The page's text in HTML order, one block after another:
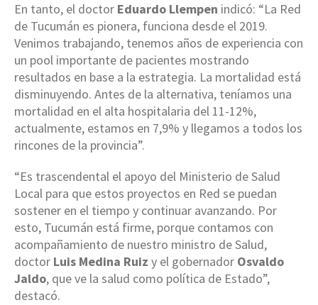
En tanto, el doctor Eduardo Llempen indicó: “La Red
de Tucumán es pionera, funciona desde el 2019.
Venimos trabajando, tenemos años de experiencia con
un pool importante de pacientes mostrando
resultados en base a la estrategia. La mortalidad está
disminuyendo. Antes de la alternativa, teníamos una
mortalidad en el alta hospitalaria del 11-12%,
actualmente, estamos en 7,9% y llegamos a todos los
rincones de la provincia”.
“Es trascendental el apoyo del Ministerio de Salud
Local para que estos proyectos en Red se puedan
sostener en el tiempo y continuar avanzando. Por
esto, Tucumán está firme, porque contamos con
acompañamiento de nuestro ministro de Salud,
doctor Luis Medina Ruiz y el gobernador Osvaldo
Jaldo, que ve la salud como política de Estado”,
destacó.